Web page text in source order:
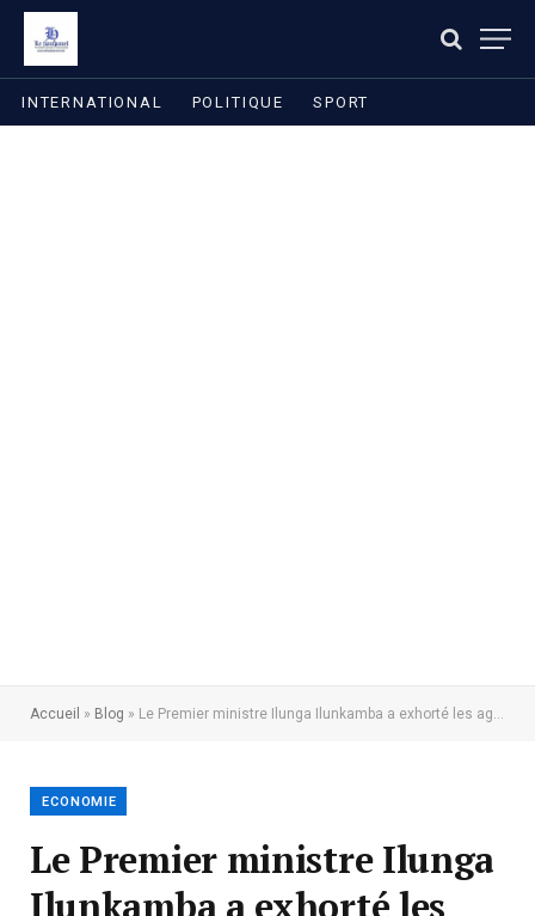
INTERNATIONAL POLITIQUE SPORT
Accueil » Blog » Le Premier ministre Ilunga Ilunkamba a exhorté les agents et cadres de la DGDA à relever les défis de mobilisation des recettes pour l’année 2020
ECONOMIE
Le Premier ministre Ilunga
Ilunkamba a exhorté les